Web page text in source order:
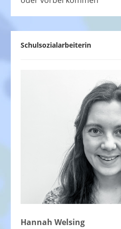
Schulsozialarbeiterin
Hannah Welsing